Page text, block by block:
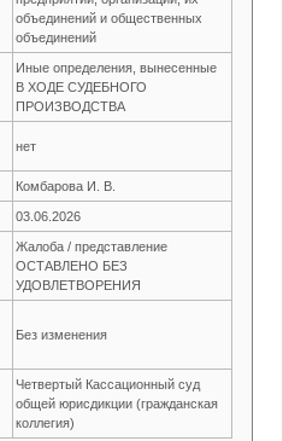
объединений и общественных
объединений
Иные определения, вынесенные
В ХОДЕ СУДЕБНОГО
ПРОИЗВОДСТВА
нет
Комбарова И. В.
03.06.2026
Жалоба / представление
ОСТАВЛЕНО БЕЗ
УДОВЛЕТВОРЕНИЯ
Без изменения
Четвертый Кассационный суд
общей юрисдикции (гражданская
коллегия)